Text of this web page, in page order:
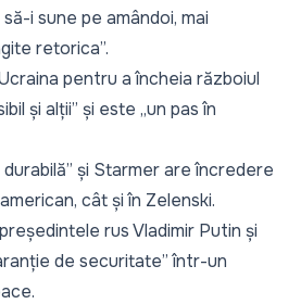
i sune pe amândoi, mai
retorica”.
pentru a încheia războiul
și alții” și este „un pas în
și Starmer are încredere
cât și în Zelenski.
rus Vladimir Putin și
de securitate” într-un